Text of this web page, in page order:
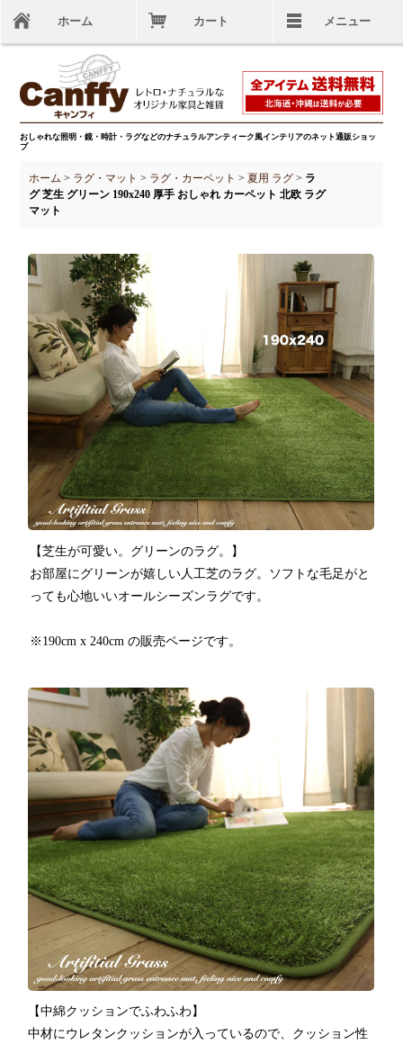
ホーム カート メニュー
おしゃれな照明・鏡・時計・ラグなどのナチュラルアンティーク風インテリアのネット通販ショッ
プ
ホーム > ラグ・マット > ラグ・カーペット > 夏用 ラグ > ラ
グ 芝生 グリーン 190x240 厚手 おしゃれ カーペット 北欧 ラグ
マット
【芝生が可愛い。グリーンのラグ。】
お部屋にグリーンが嬉しい人工芝のラグ。ソフトな毛足がと
っても心地いいオールシーズンラグです。
※190cm x 240cm の販売ページです。
【中綿クッションでふわふわ】
中材にウレタンクッションが入っているので、クッション性